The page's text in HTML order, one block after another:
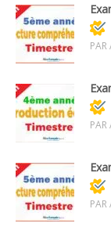
PAR
PAR
PAR